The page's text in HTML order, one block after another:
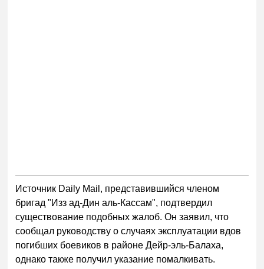
Источник Daily Mail, представившийся членом
бригад "Изз ад-Дин аль-Кассам", подтвердил
существование подобных жалоб. Он заявил, что
сообщал руководству о случаях эксплуатации вдов
погибших боевиков в районе Дейр-эль-Балаха,
однако также получил указание помалкивать.